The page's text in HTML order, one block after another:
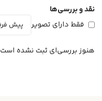
نقد و بررسی‌ها
فقط دارای تصویر
هنوز بررسی‌ای ثبت نشده